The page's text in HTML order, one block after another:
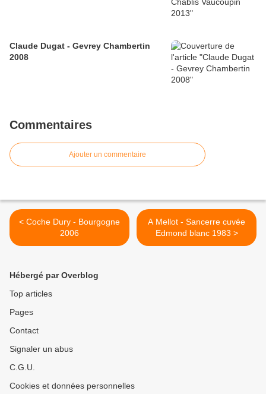
Claude Dugat - Gevrey Chambertin
2008
Commentaires
Ajouter un commentaire
< Coche Dury - Bourgogne
2006
A Mellot - Sancerre cuvée
Edmond blanc 1983 >
Hébergé par Overblog
Top articles
Pages
Contact
Signaler un abus
C.G.U.
Cookies et données personnelles